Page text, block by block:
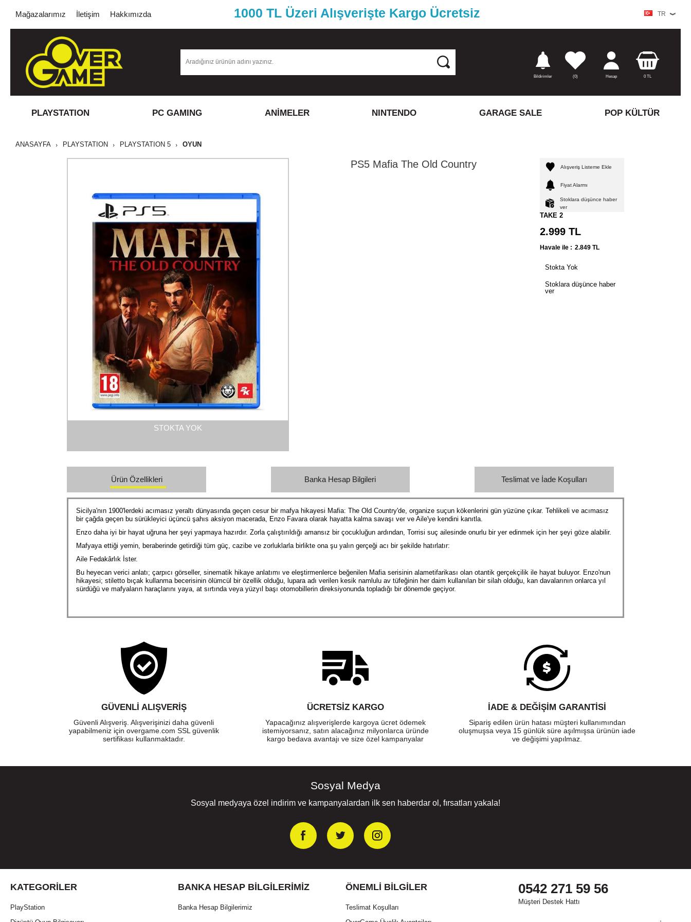
Mağazalarımız İletişim Hakkımızda 1000 TL Üzeri Alışverişte Kargo Ücretsiz TR
Bildirimler (0) Hesap 0TL
PLAYSTATION PC GAMING ANİMELER NINTENDO GARAGE SALE POP KÜLTÜR
ANASAYFA PLAYSTATION PLAYSTATION 5 OYUN
STOKTA YOK
PS5 Mafia The Old Country Alışveriş Listeme Ekle
Fiyat Alarmı
Stoklara düşünce haber
ver
TAKE 2
2.999TL
Havale ile : TL
2.849
Stokta Yok
Stoklara düşünce haber
ver
Ürün Özellikleri Banka Hesap Bilgileri Teslimat ve İade Koşulları
Sicilya'nın 1900'lerdeki acımasız yeraltı dünyasında geçen cesur bir mafya hikayesi Mafia: The Old Country'de, organize suçun kökenlerini gün yüzüne çıkar. Tehlikeli ve acımasız
bir çağda geçen bu sürükleyici üçüncü şahıs aksiyon macerada, Enzo Favara olarak hayatta kalma savaşı ver ve Aile'ye kendini kanıtla.
Enzo daha iyi bir hayat uğruna her şeyi yapmaya hazırdır. Zorla çalıştırıldığı amansız bir çocukluğun ardından, Torrisi suç ailesinde onurlu bir yer edinmek için her şeyi göze alabilir.
Mafyaya ettiği yemin, beraberinde getirdiği tüm güç, cazibe ve zorluklarla birlikte ona şu yalın gerçeği acı bir şekilde hatırlatır:
Aile Fedakârlık İster.
Bu heyecan verici anlatı; çarpıcı görseller, sinematik hikaye anlatımı ve eleştirmenlerce beğenilen Mafia serisinin alametifarikası olan otantik gerçekçilik ile hayat buluyor. Enzo'nun
hikayesi; stiletto bıçak kullanma becerisinin ölümcül bir özellik olduğu, lupara adı verilen kesik namlulu av tüfeğinin her daim kullanılan bir silah olduğu, kan davalarının onlarca yıl
sürdüğü ve mafyaların haraçlarını yaya, at sırtında veya yüzyıl başı otomobillerin direksiyonunda topladığı bir dönemde geçiyor.
GÜVENLI ALIŞVERIŞ
Güvenli Alışveriş. Alışverişinizi daha güvenli
yapabilmeniz için overgame.com SSL güvenlik
sertifikası kullanmaktadır.
ÜCRETSIZ KARGO
Yapacağınız alışverişlerde kargoya ücret ödemek
istemiyorsanız, satın alacağınız milyonlarca üründe
kargo bedava avantajı ve size özel kampanyalar
İADE & DEĞİŞİM GARANTİSİ
Sipariş edilen ürün hatası müşteri kullanımından
oluşmuşsa veya 15 günlük süre aşılmışsa ürünün iade
ve değişimi yapılmaz.
Sosyal Medya
Sosyal medyaya özel indirim ve kampanyalardan ilk sen haberdar ol, fırsatları yakala!
KATEGORILER
PlayStation
BANKA HESAP BILGILERIMIZ
Banka Hesap Bilgilerimiz
ÖNEMLI BILGILER
Teslimat Koşulları
0542 271 59 56
Müşteri Destek Hattı